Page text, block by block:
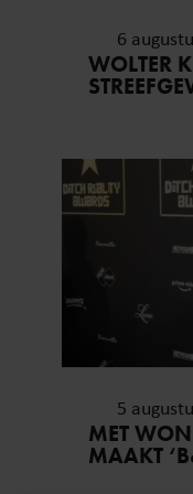
6
WOLTER
5
MET
MAAKT